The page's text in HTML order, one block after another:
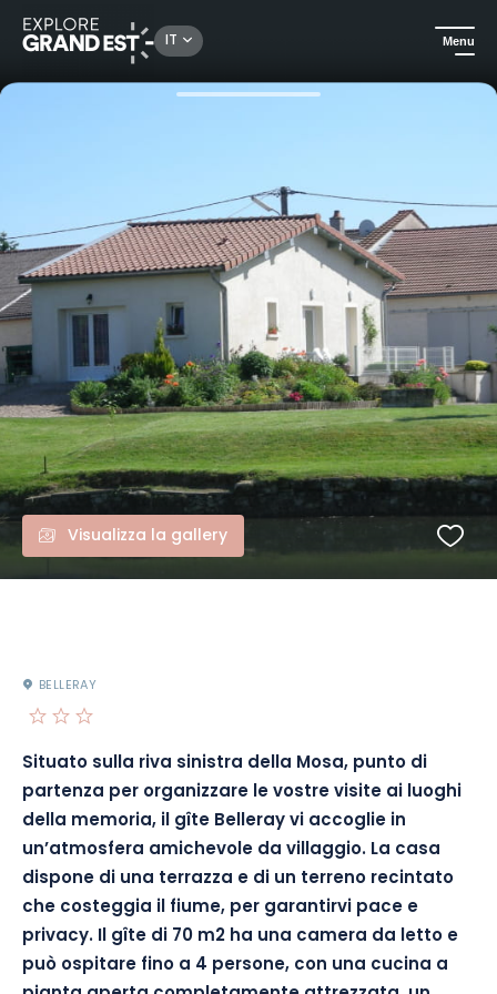
IT Menu
Case vacanza
Visualizza la gallery
BELLERAY
Situato sulla riva sinistra della Mosa, punto di
partenza per organizzare le vostre visite ai luoghi
della memoria, il gîte Belleray vi accoglie in
un’atmosfera amichevole da villaggio. La casa
dispone di una terrazza e di un terreno recintato
che costeggia il fiume, per garantirvi pace e
privacy. Il gîte di 70 m2 ha una camera da letto e
può ospitare fino a 4 persone, con una cucina a